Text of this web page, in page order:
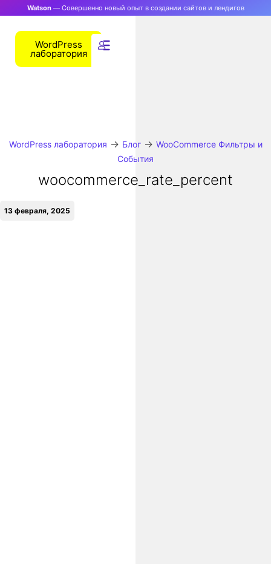
Watson— Совершенно новый опыт в создании сайтов и лендигов
WordPress
лаборатория
WordPress лаборатория → Блог→ WooCommerce Фильтры и
События
woocommerce_rate_percent
13 февраля, 2025